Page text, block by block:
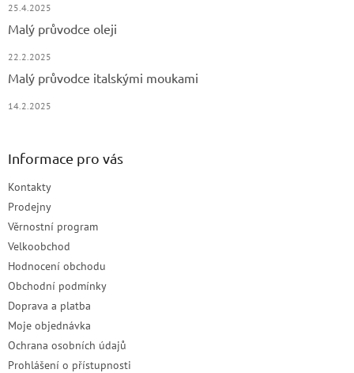
25.4.2025
Malý průvodce oleji
22.2.2025
Malý průvodce italskými moukami
14.2.2025
Informace pro vás
Kontakty
Prodejny
Věrnostní program
Velkoobchod
Hodnocení obchodu
Obchodní podmínky
Doprava a platba
Moje objednávka
Ochrana osobních údajů
Prohlášení o přístupnosti